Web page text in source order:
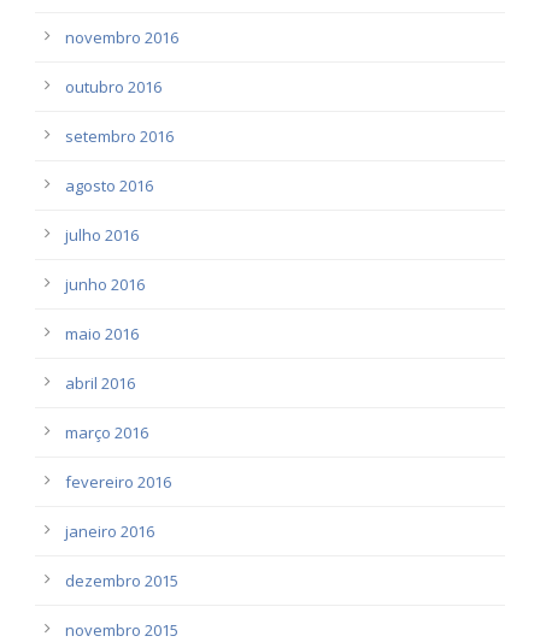
novembro 2016
outubro 2016
setembro 2016
agosto 2016
julho 2016
junho 2016
maio 2016
abril 2016
março 2016
fevereiro 2016
janeiro 2016
dezembro 2015
novembro 2015